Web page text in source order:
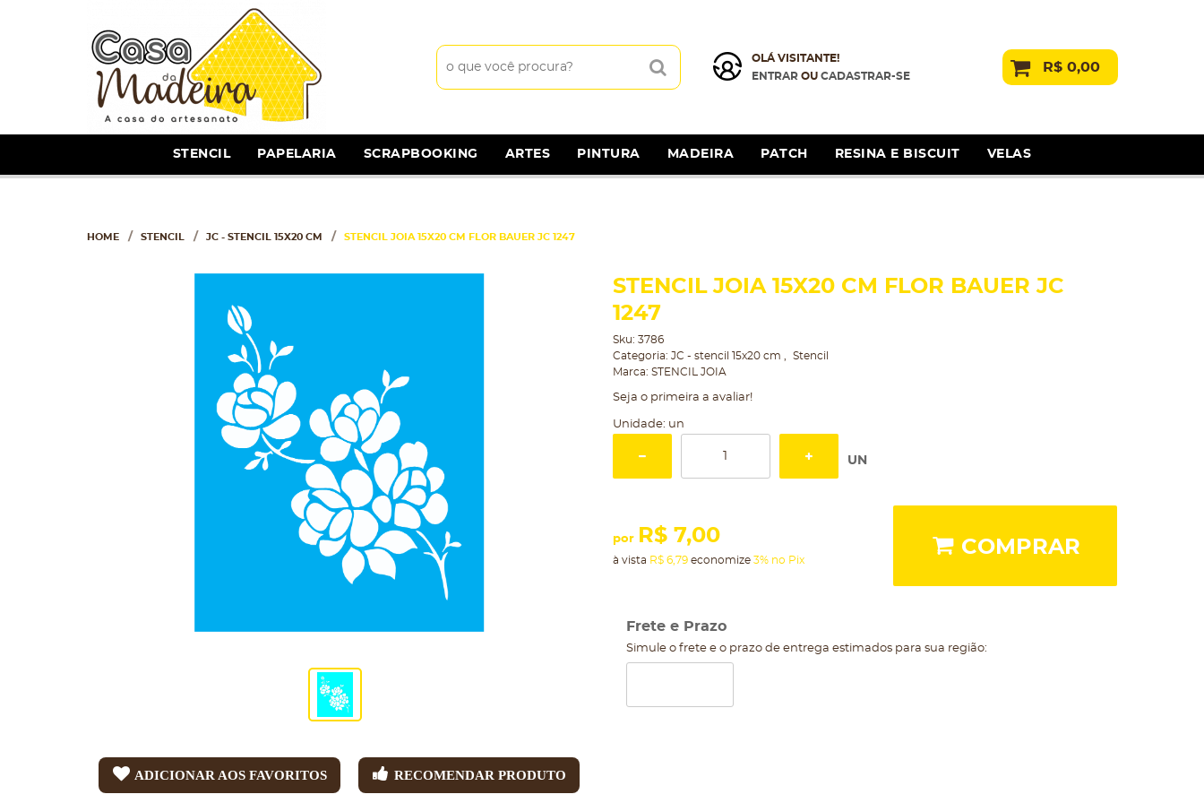
OLÁ VISITANTE!
ENTRAROU CADASTRAR-SE
R$ 0,00
STENCIL PAPELARIA SCRAPBOOKING ARTES PINTURA MADEIRA PATCH RESINA E BISCUIT VELAS
HOME STENCIL JC - STENCIL 15X20 CM STENCIL JOIA 15X20 CM FLOR BAUER JC 1247
ADICIONAR AOS FAVORITOS RECOMENDAR PRODUTO
STENCIL JOIA 15X20 CM FLOR BAUER JC
1247
Sku: 3786
Categoria: JC - stencil 15x20 cm
Stencil
Marca: STENCIL JOIA
Seja o primeira a avaliar!
Unidade: un
UN
por R$ 7,00
à vista R$ 6,79economize 3% no Pix
COMPRAR
Frete e Prazo
Simule o frete e o prazo de entrega estimados para sua região: